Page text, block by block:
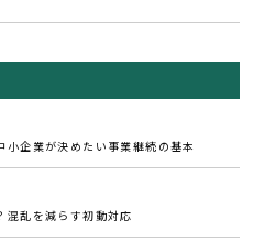
企業が決めたい事業継続の基本
混乱を減らす初動対応